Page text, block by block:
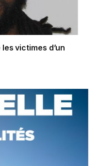
victimes d’un